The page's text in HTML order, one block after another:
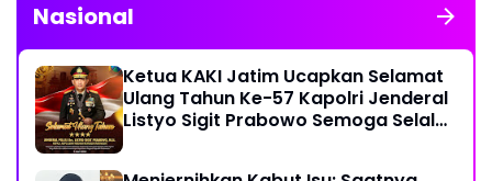
Nasional
Ketua KAKI Jatim Ucapkan Selamat
Ulang Tahun Ke-57 Kapolri Jenderal
Listyo Sigit Prabowo Semoga Selalu